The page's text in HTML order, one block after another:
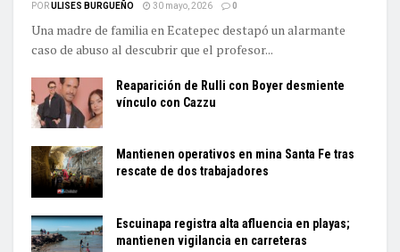
PORULISES BURGUEÑO 30 mayo, 2026 0
Una madre de familia en Ecatepec destapó un alarmante
caso de abuso al descubrir que el profesor...
Reaparición de Rulli con Boyer desmiente
vínculo con Cazzu
Mantienen operativos en mina Santa Fe tras
rescate de dos trabajadores
Escuinapa registra alta afluencia en playas;
mantienen vigilancia en carreteras